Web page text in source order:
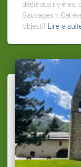
dédié aux rivières,
Sauvages ». Cet
objectif Lire la